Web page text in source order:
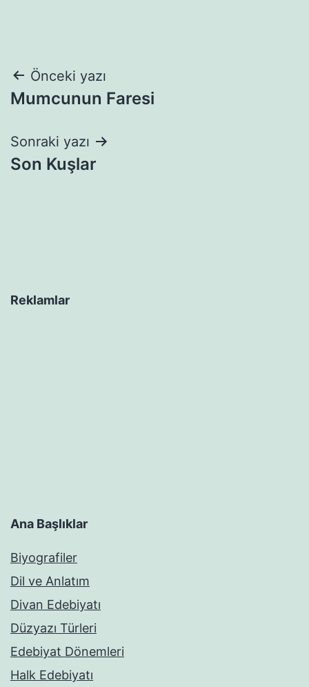
Yazı
gezinmesi
Önceki yazı
Mumcunun Faresi
Sonraki yazı
Son Kuşlar
Reklamlar
Ana Başlıklar
Biyografiler
Dil ve Anlatım
Divan Edebiyatı
Düzyazı Türleri
Edebiyat Dönemleri
Halk Edebiyatı